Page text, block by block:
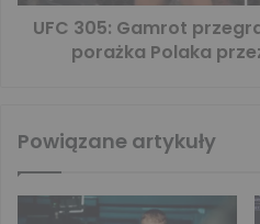
UFC 305: Gamrot
porażka Polaka
Powiązane artykuły